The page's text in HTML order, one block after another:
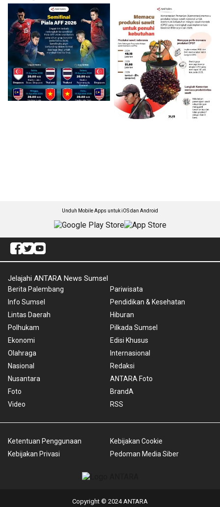
Unduh Mobile Apps untuk iOS dan Android
Jelajahi ANTARA News Sumsel
Berita Palembang
Info Sumsel
Lintas Daerah
Polhukam
Ekonomi
Olahraga
Nasional
Nusantara
Foto
Video
Pariwisata
Pendidikan & Kesehatan
Hiburan
Pilkada Sumsel
Edisi Khusus
Internasional
Redaksi
ANTARA Foto
BrandA
RSS
Ketentuan Penggunaan
Kebijakan Privasi
Kebijakan Cookie
Pedoman Media Siber
Copyright © 2024 ANTARA